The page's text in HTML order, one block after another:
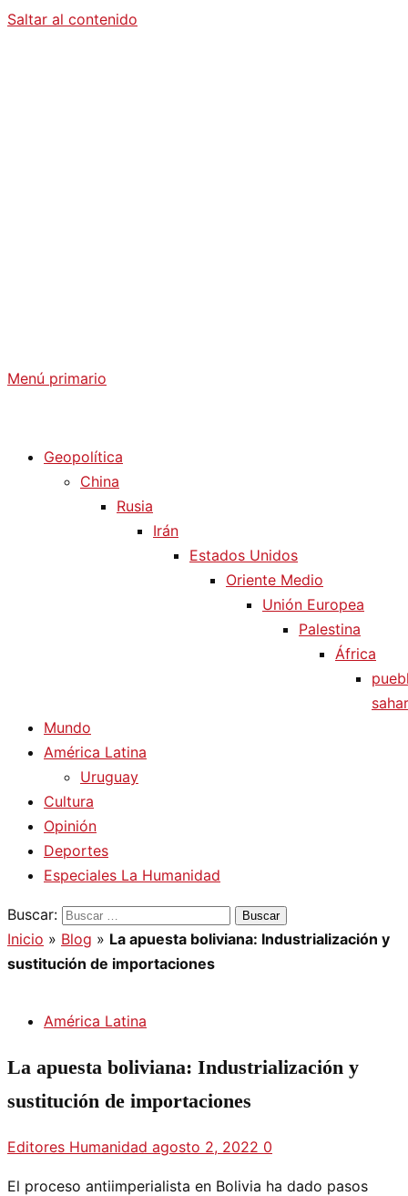
Saltar al contenido
Menú primario
Geopolítica
China
Rusia
Irán
Estados Unidos
Oriente Medio
Unión Europea
Palestina
África
Mundo
América Latina
Uruguay
Cultura
Opinión
Deportes
Especiales La Humanidad
Buscar:
Inicio » Blog » La apuesta boliviana: Industrialización y
sustitución de importaciones
América Latina
La apuesta boliviana: Industrialización y
sustitución de importaciones
Editores Humanidad agosto 2, 2022 0
El proceso antiimperialista en Bolivia ha dado pasos